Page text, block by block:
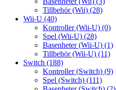
Tillbehör (Wii) (28)
Wii-U (40)
Kontroller (Wii-U) (0)
Spel (Wii-U) (28)
Basenheter (Wii-U) (1)
Tillbehör (Wii-U) (11)
Switch (188)
Kontroller (Switch) (9)
Spel (Switch) (111)